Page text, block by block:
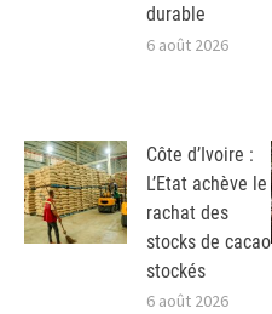
durable
6 août 2026
Côte d’Ivoire :
L’Etat achève le
rachat des
stocks de cacao
stockés
6 août 2026